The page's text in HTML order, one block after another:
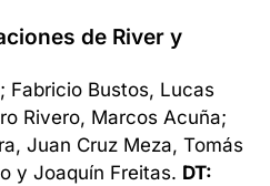
de River y
Fabricio Bustos, Lucas
Rivero, Marcos Acuña;
Juan Cruz Meza, Tomás
y Joaquín Freitas. DT: